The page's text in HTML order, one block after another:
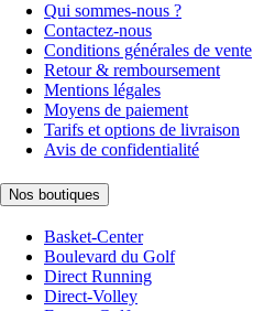
Qui sommes-nous ?
Contactez-nous
Conditions générales de vente
Retour & remboursement
Mentions légales
Moyens de paiement
Tarifs et options de livraison
Avis de confidentialité
Nos boutiques
Basket-Center
Boulevard du Golf
Direct Running
Direct-Volley